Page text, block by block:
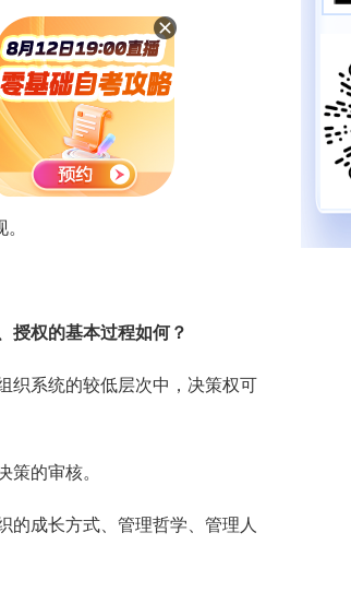
授权的基本过程如何？
系统的较低层次中，决策权可
的审核。
成长方式、管理哲学、管理人